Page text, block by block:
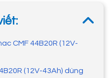
CMF 44B20R (12V-
(12V-43Ah) dùng